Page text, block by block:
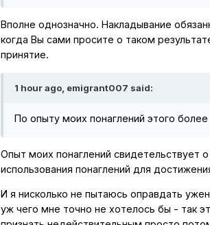
Вполне однозначно. Накладывание
когда Вы сами просите о таком
принятие.
1 hour ago, emigrant007 said:
По опыту моих понаглений этого
Опыт моих понаглений
использования понаглений для
И я нисколько не пытаюсь оправдать
уж чего мне точно не хотелось бы - так